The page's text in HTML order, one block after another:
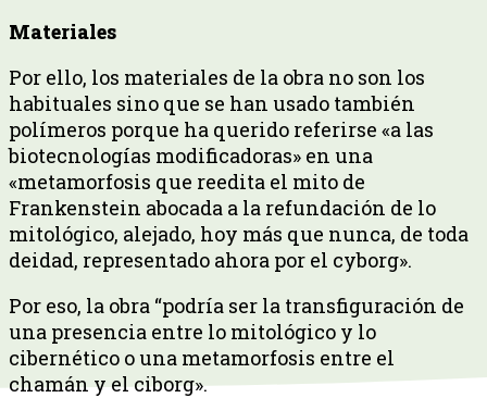
Materiales
Por ello, los materiales de la obra no son los
habituales sino que se han usado también
polímeros porque ha querido referirse «a las
biotecnologías modificadoras» en una
«metamorfosis que reedita el mito de
Frankenstein abocada a la refundación de lo
mitológico, alejado, hoy más que nunca, de toda
deidad, representado ahora por el cyborg».
Por eso, la obra “podría ser la transfiguración de
una presencia entre lo mitológico y lo
cibernético o una metamorfosis entre el
chamán y el ciborg».